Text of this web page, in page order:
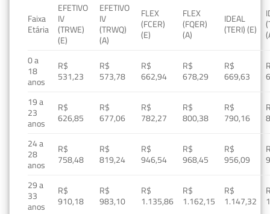
Faixa
Etária
EFETIVO
IV
(TRWE)
(E)
EFETIVO
IV
(TRWQ)
(A)
FLEX
(FCER)
(E)
FLEX
(FQER)
(A)
IDEAL
(TERI) (E)
0 a
18
anos
R$
531,23
R$
573,78
R$
662,94
R$
678,29
R$
669,63
19 a
23
anos
R$
626,85
R$
677,06
R$
782,27
R$
800,38
R$
790,16
24 a
28
anos
R$
758,48
R$
819,24
R$
946,54
R$
968,45
R$
956,09
29 a
33
anos
R$
910,18
R$
983,10
R$
1.135,86
R$
1.162,15
R$
1.147,32